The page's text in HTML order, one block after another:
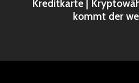
Kreditkarte |
kommt der